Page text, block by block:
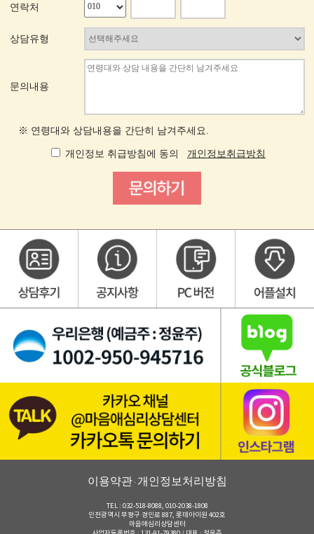
연락처
상담유형
문의내용
※ 연령대와 상담내용을 간단히 남겨주세요.
개인정보 취급방침에 동의 개인정보취급방침
이용약관· 개인정보처리방침
TEL : 032-518-8088, 010-2038-1808
인천광역시 부평구 경인로 887, 롯데아이원 402호
마음애심리상담센터